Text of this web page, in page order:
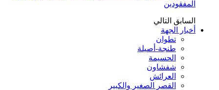
المفقودين
السابق التالي
أخبار الجهة
تطوان
طنجة-أصيلة
الحسيمة
شفشاون
العرائش
القصر الصغير والكبير